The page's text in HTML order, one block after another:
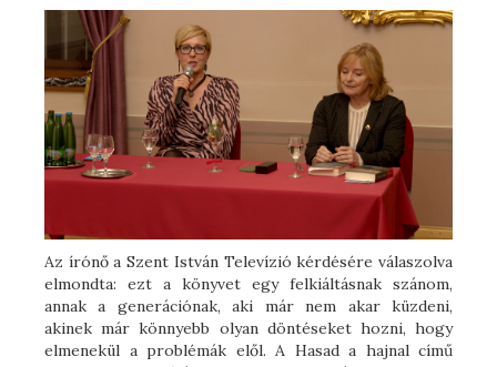
Az írónő a Szent István Televízió kérdésére válaszolva
elmondta: ezt a könyvet egy felkiáltásnak szánom,
annak a generációnak, aki már nem akar küzdeni,
akinek már könnyebb olyan döntéseket hozni, hogy
elmenekül a problémák elől. A Hasad a hajnal című